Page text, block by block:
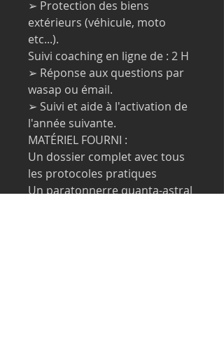
➢ Protection des biens
extérieurs (véhicule, moto
etc...).
Suivi coaching en ligne de : 2 H
➢ Réponse aux questions par
wasap ou émail.
➢ Suivi et aide à l'activation de
l'année suivante.
MATÉRIEL FOURNI :
Un dossier complet avec tous
les protocoles pratiques
Un paratonnerre quanta-astral